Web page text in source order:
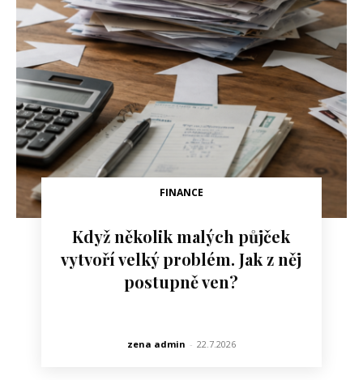
FINANCE
Když několik malých půjček
vytvoří velký problém. Jak z něj
postupně ven?
zena admin - 22.7.2026